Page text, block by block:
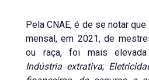
Pela CNAE, é de se notar
mensal, em 2021, de
ou raça, foi mais
Indústria extrativa;